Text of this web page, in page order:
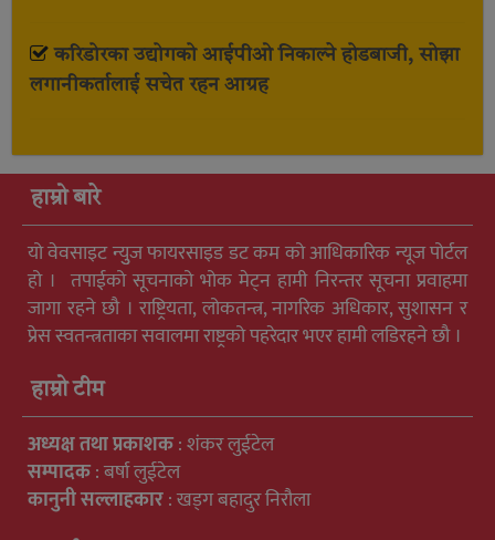
करिडोरका उद्योगको आईपीओ निकाल्ने होडबाजी, सोझा
लगानीकर्तालाई सचेत रहन आग्रह
हाम्रो बारे
यो वेवसाइट न्युुज फायरसाइड डट कम को आधिकारिक न्यूज पोर्टल
हो । तपाईको सूचनाको भोक मेट्न हामी निरन्तर सूचना प्रवाहमा
जागा रहने छौ । राष्ट्रियता, लोकतन्त्र, नागरिक अधिकार, सुशासन र
प्रेस स्वतन्त्रताका सवालमा राष्ट्रको पहरेदार भएर हामी लडिरहने छौ ।
हाम्रो टीम
अध्यक्ष तथा प्रकाशक: शंकर लुईटेल
सम्पादक: बर्षा लुईटेल
कानुनी सल्लाहकार: खड्ग बहादुर निरौला